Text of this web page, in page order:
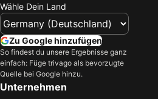
Wähle Dein Land
Zu Google hinzufügen
So findest du unsere Ergebnisse ganz
einfach: Füge trivago als bevorzugte
Quelle bei Google hinzu.
Unternehmen